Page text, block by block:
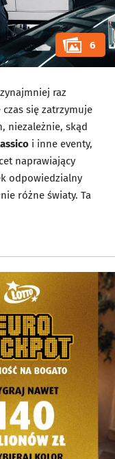
6
raz
się zatrzymuje
niezależnie, skąd
i inne eventy,
naprawiający
odpowiedzialny
różne światy. Ta